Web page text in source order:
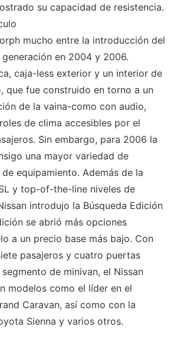
su capacidad de resistencia.
mucho entre la introducción del
en 2004 y 2006.
caja-less exterior y un interior de
que fue construido en torno a un
de la vaina-como con audio,
de clima accesibles por el
Sin embargo, para 2006 la
una mayor variedad de
equipamiento. Además de la
y top-of-the-line niveles de
introdujo la Búsqueda Edición
se abrió más opciones
a un precio base más bajo. Con
pasajeros y cuatro puertas
de minivan, el Nissan
modelos como el líder en el
Caravan, así como con la
Sienna y varios otros.